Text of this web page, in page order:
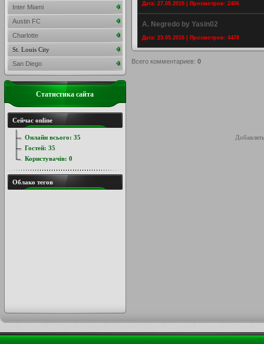
Дата: 27.05.2015 | Просмотров: 2406
A. Negredo by Yasin02
Дата: 23.05.2015 | Просмотров: 4478
Всего комментариев: 0
Inter Miami
Austin FC
Charlotte
St. Louis City
San Diego
Статистика сайта
Сейчас online
Онлайн всього: 35
Гостей: 35
Користувачів: 0
Облако тегов